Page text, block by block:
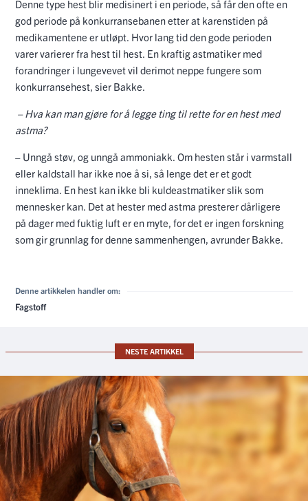
Denne type hest blir medisinert i en periode, så får den ofte en
god periode på konkurransebanen etter at karenstiden på
medikamentene er utløpt. Hvor lang tid den gode perioden
varer varierer fra hest til hest. En kraftig astmatiker med
forandringer i lungevevet vil derimot neppe fungere som
konkurransehest, sier Bakke.
– Hva kan man gjøre for å legge ting til rette for en hest med
astma?
– Unngå støv, og unngå ammoniakk. Om hesten står i varmstall
eller kaldstall har ikke noe å si, så lenge det er et godt
inneklima. En hest kan ikke bli kuldeastmatiker slik som
mennesker kan. Det at hester med astma presterer dårligere
på dager med fuktig luft er en myte, for det er ingen forskning
som gir grunnlag for denne sammenhengen, avrunder Bakke.
Denne artikkelen handler om:
Fagstoff
NESTE ARTIKKEL